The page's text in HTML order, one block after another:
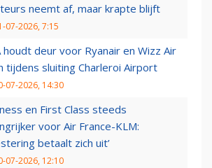
neemt af, maar krapte blijft
07-2026, 7:15
houdt deur voor Ryanair en Wizz Air
tijdens sluiting Charleroi Airport
07-2026, 14:30
en First Class steeds
voor Air France-KLM:
betaalt zich uit’
07-2026, 12:10